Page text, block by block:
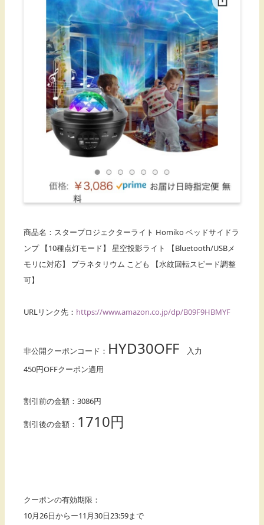
商品名：スタープロジェクターライト Homiko ベッドサイドラ
ンプ 【10種点灯モード】 星空投影ライト 【Bluetooth/USBメ
モリに対応】 プラネタリウム こども 【水紋回転スピード調整
可】
URLリンク先： https://www.amazon.co.jp/dp/B09F9HBMYF
非公開クーポンコード： HYD30OFF 入力
450円OFFクーポン適用
割引前の金額：3086円
割引後の金額： 1710円
クーポンの有効期限：
10月26日からー11月30日23:59まで